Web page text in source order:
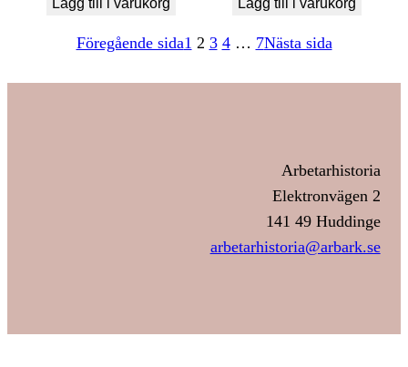
Lägg till i varukorg Lägg till i varukorg
Föregående sida1 2 3 4 … 7Nästa sida
Arbetarhistoria
Elektronvägen 2
141 49 Huddinge
arbetarhistoria@arbark.se